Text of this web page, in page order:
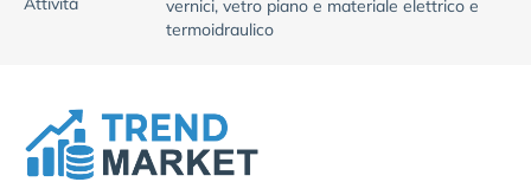
vernici, vetro piano e materiale elettrico e
termoidraulico